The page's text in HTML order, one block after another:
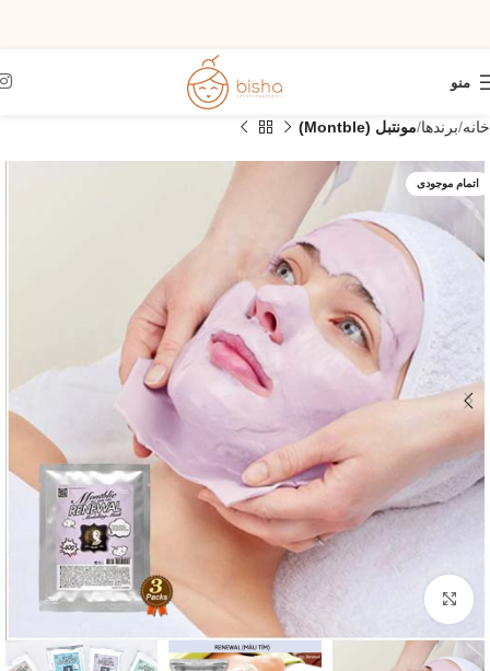
منو
خانه برندها مونتبل (Montble)
اتمام موجودی